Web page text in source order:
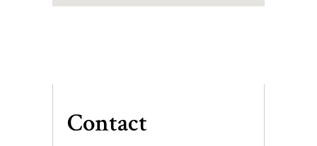
Contact